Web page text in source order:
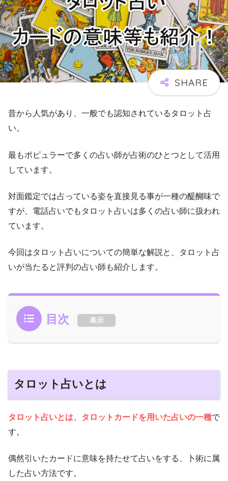
昔から人気があり、一般でも認知されているタロット占
い。
最もポピュラーで多くの占い師が占術のひとつとして活用
しています。
対面鑑定では占っている姿を直接見る事が一種の醍醐味で
すが、電話占いでもタロット占いは多くの占い師に扱われ
ています。
今回はタロット占いについての簡単な解説と、タロット占
いが当たると評判の占い師も紹介します。
目次 表示
タロット占いとは
タロット占いとは、タロットカードを用いた占いの一種で
す。
偶然引いたカードに意味を持たせて占いをする、卜術に属
した占い方法です。